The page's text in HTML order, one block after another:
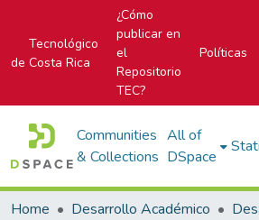
Tecnológico
de Costa Rica
¿Cómo
publicar en
el
Repositorio
TEC?
Políticas
Communities
& Collections
All of
DSpace
Home Desarrollo Académico